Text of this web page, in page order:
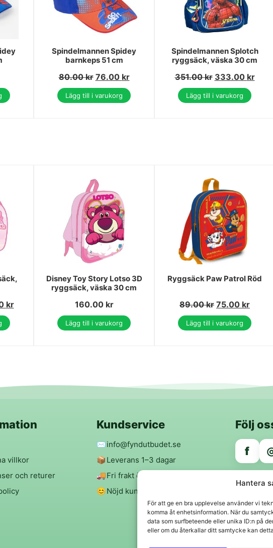
Hantera
För att ge en bra upplevelse använder vi
komma åt enhetsinformation. När du
data som surfbeteende eller unika ID:n på
eller om du återkallar ditt samtycke kan
Spindelmannen Spidey
barnkeps 51 cm
80.00kr 76.00 kr
Lägg till i varukorg
Spindelmannen Splotch
ryggsäck, väska 30 cm
351.00kr 333.00 kr
Lägg till i varukorg
kr
Disney Toy Story Lotso 3D
ryggsäck, väska 30 cm
160.00 kr
Lägg till i varukorg
Ryggsäck Paw Patrol Röd
89.00kr 75.00 kr
Lägg till i varukorg
villkor
och returer
Kundservice
✉️info@fyndutbudet.se
📦 Leverans 1–3 dagar
🚚Fri frakt över 299 kr
😊Nöjd kund-garanti
Följ
f
Trygga
Klarna